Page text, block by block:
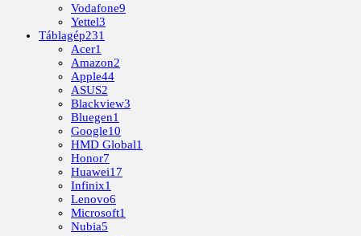
Vodafone9
Yettel3
Táblagép231
Acer1
Amazon2
Apple44
ASUS2
Blackview3
Bluegen1
Google10
HMD Global1
Honor7
Huawei17
Infinix1
Lenovo6
Microsoft1
Nubia5